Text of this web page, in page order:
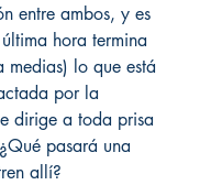
entre ambos, y es
hora termina
medias) lo que está
por la
dirige a toda prisa
pasará una
allí?